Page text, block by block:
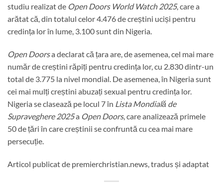
studiu realizat de Open Doors World Watch 2025, care a
arătat că, din totalul celor 4.476 de creștini uciși pentru
credința lor în lume, 3.100 sunt din Nigeria.
Open Doorsa declarat că țara are, de asemenea, cel mai mare
număr de creștini răpiți pentru credința lor, cu 2.830 dintr-un
total de 3.775 la nivel mondial. De asemenea, în Nigeria sunt
cei mai mulți creștini abuzați sexual pentru credința lor.
Nigeria se clasează pe locul 7 în Lista Mondială de
Supraveghere 2025a Open Doors, care analizează primele
50 de țări în care creștinii se confruntă cu cea mai mare
persecuție.
Articol publicat de premierchristian.news, tradus și adaptat